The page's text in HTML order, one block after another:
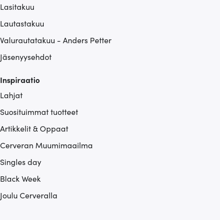
Lasitakuu
Lautastakuu
Valurautatakuu - Anders Petter
Jäsenyysehdot
Inspiraatio
Lahjat
Suosituimmat tuotteet
Artikkelit & Oppaat
Cerveran Muumimaailma
Singles day
Black Week
Joulu Cerveralla